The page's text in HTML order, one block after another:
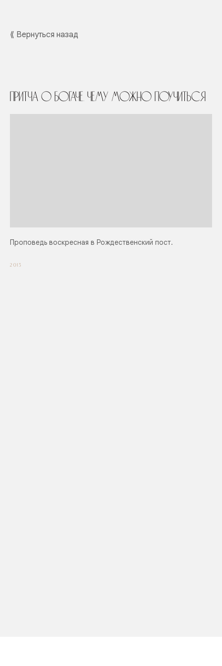
⟪ Вернуться назад
Притча о богаче. Чему можно поучиться
Проповедь воскресная в Рождественский пост.
2013